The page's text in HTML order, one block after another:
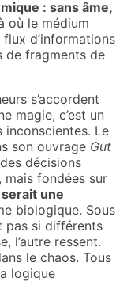
: sans âme,
où le médium
d’informations
de fragments de
s’accordent
magie, c’est un
Le
son ouvrage Gut
décisions
mais fondées sur
serait une
biologique. Sous
pas si différents
l’autre ressent.
le chaos. Tous
logique